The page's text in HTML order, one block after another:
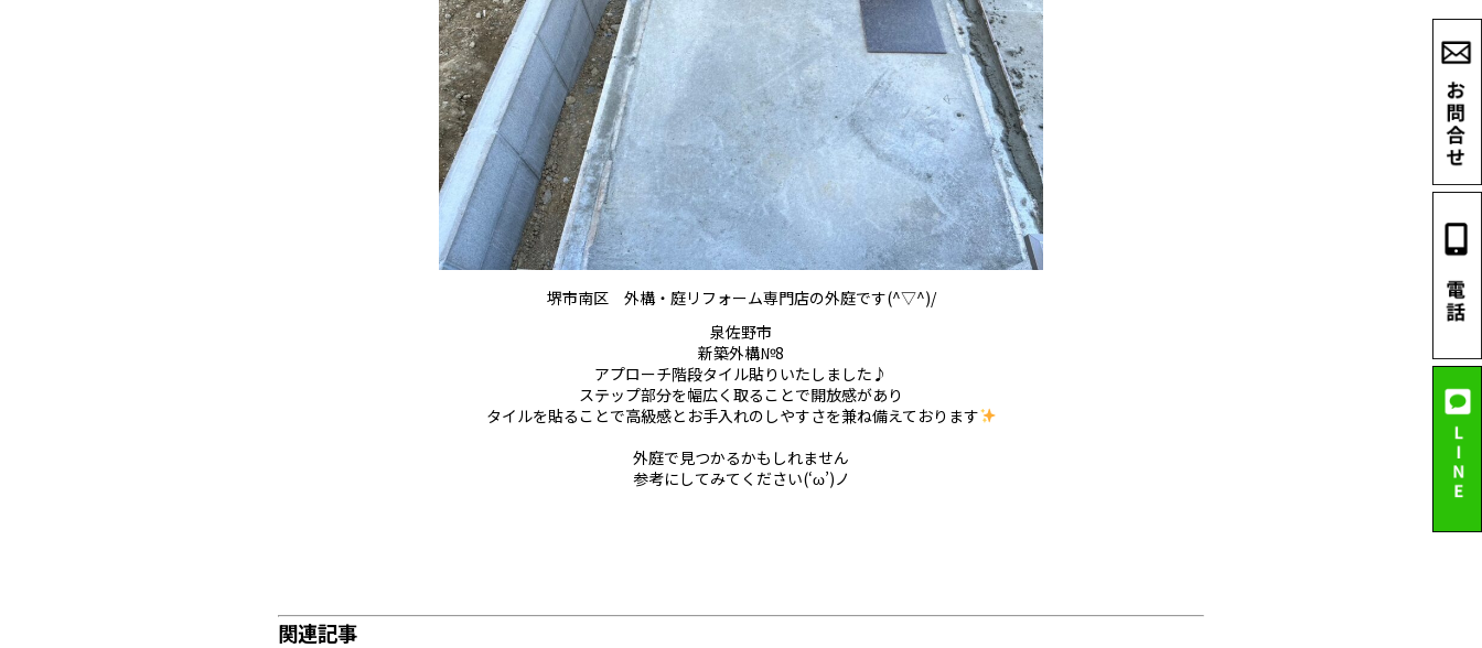
堺市南区 外構・庭リフォーム専門店の外庭です(^▽^)/
泉佐野市
新築外構№8
アプローチ階段タイル貼りいたしました♪
ステップ部分を幅広く取ることで開放感があり
タイルを貼ることで高級感とお手入れのしやすさを兼ね備えております
外庭で見つかるかもしれません
参考にしてみてください(‘ω’)ノ
関連記事